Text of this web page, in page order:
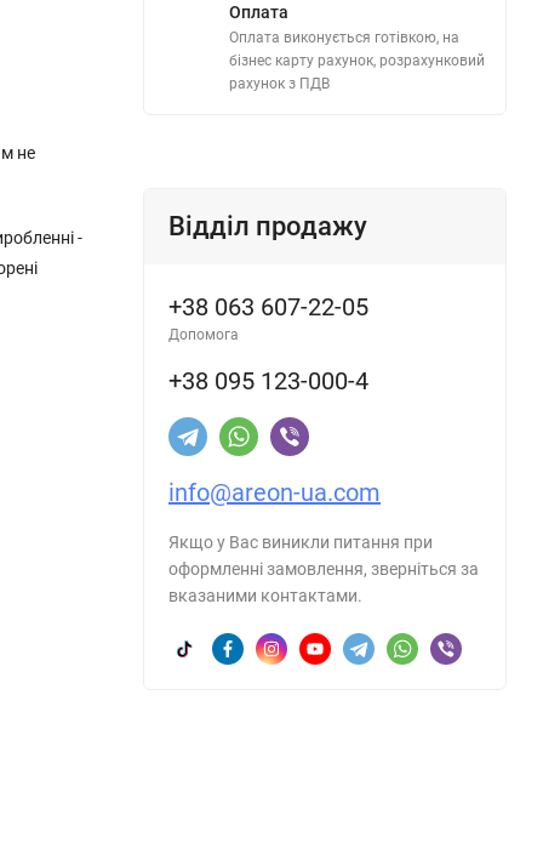
не
-
Оплата
Оплата виконується готівкою, на
бізнес карту рахунок, розрахунковий
рахунок з ПДВ
Відділ продажу
+38 063 607-22-05
Допомога
+38 095 123-000-4
info@areon-ua.com
Якщо у Вас виникли питання при
оформленні замовлення, зверніться за
вказаними контактами.